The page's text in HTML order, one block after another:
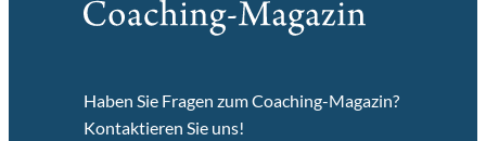
Haben Sie Fragen zum Coaching-Magazin?
Kontaktieren Sie uns!